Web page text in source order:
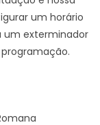
um horário
exterminador